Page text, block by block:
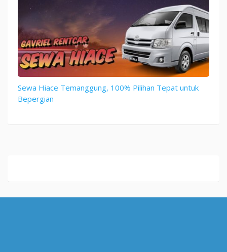
Sewa Hiace Temanggung, 100% Pilihan Tepat untuk
Bepergian